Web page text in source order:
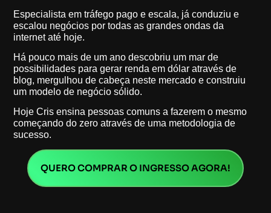
Especialista em tráfego pago e escala, já conduziu e
escalou negócios por todas as grandes ondas da
internet até hoje.
Há pouco mais de um ano descobriu um mar de
possibilidades para gerar renda em dólar através de
blog, mergulhou de cabeça neste mercado e construiu
um modelo de negócio sólido.
Hoje Cris ensina pessoas comuns a fazerem o mesmo
começando do zero através de uma metodologia de
sucesso.
QUERO COMPRAR O INGRESSO AGORA!